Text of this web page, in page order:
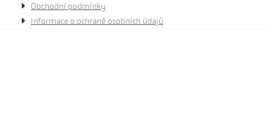
Obchodní podmínky
Informace o ochraně osobních údajů